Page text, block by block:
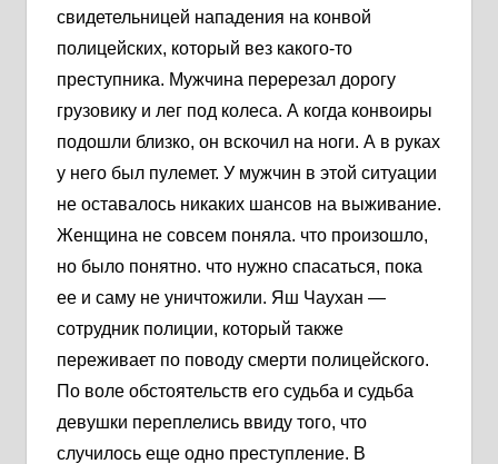
свидетельницей нападения на конвой
полицейских, который вез какого-то
преступника. Мужчина перерезал дорогу
грузовику и лег под колеса. А когда конвоиры
подошли близко, он вскочил на ноги. А в руках
у него был пулемет. У мужчин в этой ситуации
не оставалось никаких шансов на выживание.
Женщина не совсем поняла. что произошло,
но было понятно. что нужно спасаться, пока
ее и саму не уничтожили. Яш Чаухан —
сотрудник полиции, который также
переживает по поводу смерти полицейского.
По воле обстоятельств его судьба и судьба
девушки переплелись ввиду того, что
случилось еще одно преступление. В